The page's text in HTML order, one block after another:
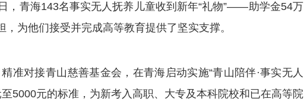
青海143名事实无人抚养儿童收到新年“礼物”——助学金54万
为他们接受并完成高等教育提供了坚实支撑。
对接青山慈善基金会，在青海启动实施“青山陪伴·事实无人
5000元的标准，为新考入高职、大专及本科院校和已在高等院